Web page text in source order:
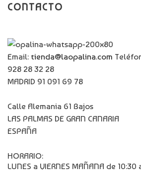
CONTACTO
Email: tienda@laopalina.com
928 28 32 28
MADRID 91 091 69 78
Calle Alemania 61 Bajos
LAS PALMAS DE GRAN CANARIA
ESPAÑA
HORARIO:
LUNES a VIERNES MAÑANA de 10:30